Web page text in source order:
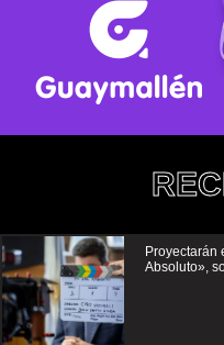
Proyectarán
Absoluto»,